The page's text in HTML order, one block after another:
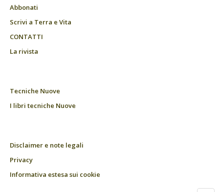
Abbonati
Scrivi a Terra e Vita
CONTATTI
La rivista
Tecniche Nuove
I libri tecniche Nuove
Disclaimer e note legali
Privacy
Informativa estesa sui cookie